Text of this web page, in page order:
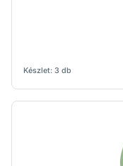
Készlet: 3 db